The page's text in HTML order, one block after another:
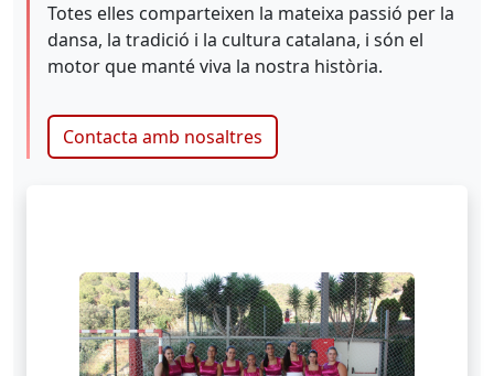
Totes elles comparteixen la mateixa passió per la
dansa, la tradició i la cultura catalana, i són el
motor que manté viva la nostra història.
Contacta amb nosaltres